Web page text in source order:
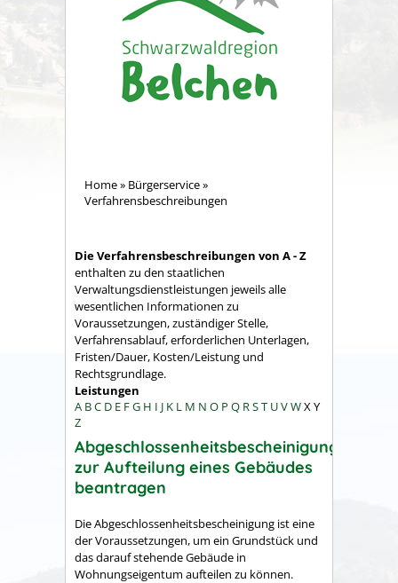
Home» Bürgerservice»
Verfahrensbeschreibungen
Die Verfahrensbeschreibungen von A - Z
enthalten zu den staatlichen
Verwaltungsdienstleistungen jeweils alle
wesentlichen Informationen zu
Voraussetzungen, zuständiger Stelle,
Verfahrensablauf, erforderlichen Unterlagen,
Fristen/Dauer, Kosten/Leistung und
Rechtsgrundlage.
Leistungen
A BC D E FG H I J K L M N O P Q RST UVWX Y
Z
Abgeschlossenheitsbescheinigung
zur Aufteilung eines Gebäudes
beantragen
Die Abgeschlossenheitsbescheinigung ist eine
der Voraussetzungen, um ein Grundstück und
das darauf stehende Gebäude in
Wohnungseigentum aufteilen zu können.